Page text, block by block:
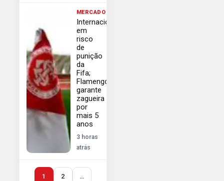
MERCADO
Internacional
em
risco
de
punição
da
Fifa;
Flamengo
garante
zagueira
por
mais 5
anos
3 horas
atrás
1 2 …